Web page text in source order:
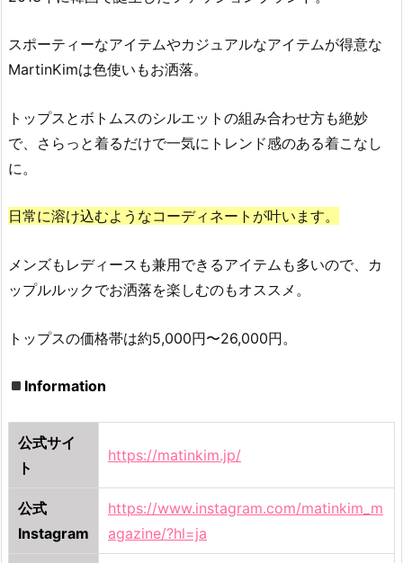
スポーティーなアイテムやカジュアルなアイテムが得意な
MartinKimは色使いもお洒落。
トップスとボトムスのシルエットの組み合わせ方も絶妙
で、さらっと着るだけで一気にトレンド感のある着こなし
に。
日常に溶け込むようなコーディネートが叶います。
メンズもレディースも兼用できるアイテムも多いので、カ
ップルルックでお洒落を楽しむのもオススメ。
トップスの価格帯は約5,000円〜26,000円。
Information
公式サイ
ト
https://matinkim.jp/
公式
Instagram
https://www.instagram.com/matinkim_m
agazine/?hl=ja